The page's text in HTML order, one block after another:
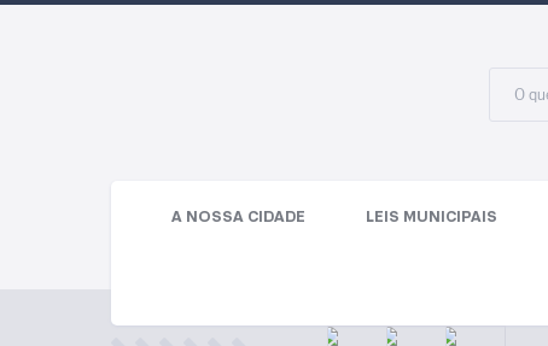
A NOSSA CIDADE LEIS MUNICIPAIS